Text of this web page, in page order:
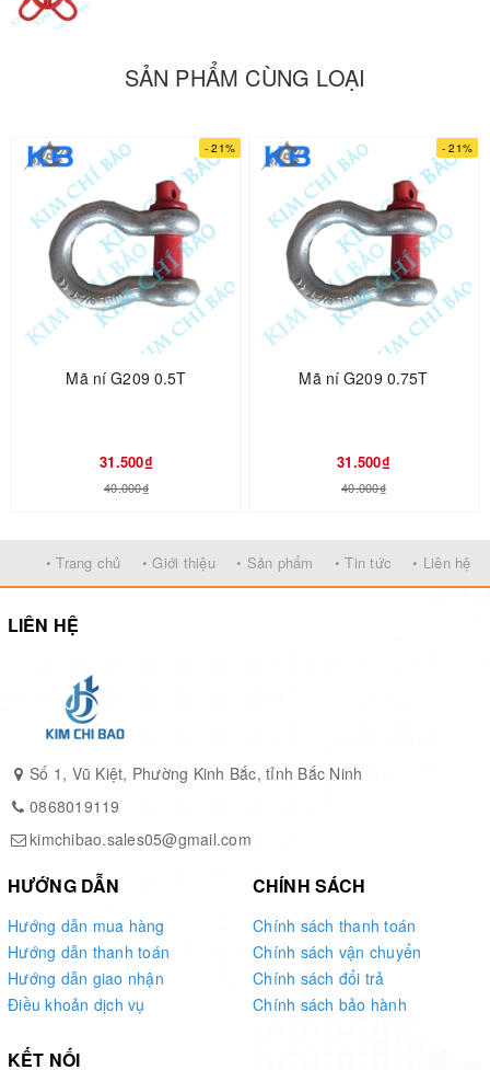
Một số tên gọi khác như: Vòng khuyên trứng đôi cẩu hàng 30 tấn,
vòng khuyên trứng đôi 30 tấn, trứng đôi 30 tấn, vòng khuyên đôi 30
tấn, vòng khuyên trứng ba cẩu hàng 30 tấn, vòng khuyên trứng ba
30 tấn, trứng ba 30 tấn.
Địa chỉ: Số 1, Vũ Kiệt, Phường Tiền Ninh Vệ, TP
Phục vụ quý khách hàng là niềm vinh hạnh của Kim
SẢN PHẨM CÙNG LOẠI
- 21%
Mã ní G209 0.5T
31.500₫
40.000₫
- 21%
Mã ní G209 0.75T
31.500₫
40.000₫
• Trang chủ • Giới thiệu • Sản phẩm • Tin tức • Liên hệ
LIÊN HỆ
Số 1, Vũ Kiệt, Phường Kinh Bắc, tỉnh Bắc Ninh
0868019119
kimchibao.sales05@gmail.com
HƯỚNG DẪN
Hướng dẫn mua hàng
Hướng dẫn thanh toán
Hướng dẫn giao nhận
Điều khoản dịch vụ
CHÍNH SÁCH
Chính sách thanh toán
Chính sách vận chuyển
Chính sách đổi trả
Chính sách bảo hành
KẾT NỐI